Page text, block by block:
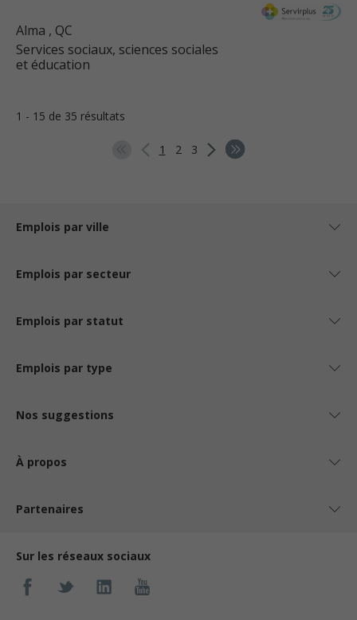
Alma , QC
Services sociaux, sciences sociales
et éducation
1 - 15 de 35 résultats
1 2 3
Emplois par ville
Emplois par secteur
Emplois par statut
Emplois par type
Nos suggestions
À propos
Partenaires
Sur les réseaux sociaux